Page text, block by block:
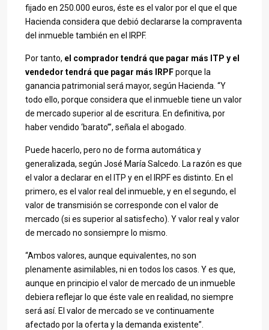
fijado en 250.000 euros, éste es el valor por el que el que
Hacienda considera que debió declararse la compraventa
del inmueble también en el IRPF.
Por tanto, el comprador tendrá que pagar más ITP y el
vendedor tendrá que pagar más IRPFporque la
ganancia patrimonial será mayor, según Hacienda. “Y
todo ello, porque considera que el inmueble tiene un valor
de mercado superior al de escritura. En definitiva, por
haber vendido ‘barato’”, señala el abogado.
Puede hacerlo, pero no de forma automática y
generalizada, según José María Salcedo. La razón es que
el valor a declarar en el ITP y en el IRPF es distinto. En el
primero, es el valor real del inmueble, y en el segundo, el
valor de transmisión se corresponde con el valor de
mercado (si es superior al satisfecho). Y valor real y valor
de mercado no sonsiempre lo mismo.
“Ambos valores, aunque equivalentes, no son
plenamente asimilables, ni en todos los casos. Y es que,
aunque en principio el valor de mercado de un inmueble
debiera reflejar lo que éste vale en realidad, no siempre
será así. El valor de mercado se ve continuamente
afectado por la oferta y la demanda existente”.